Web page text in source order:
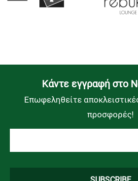
Kάντε εγγραφή στο
Επωφεληθείτε
προσφορές!